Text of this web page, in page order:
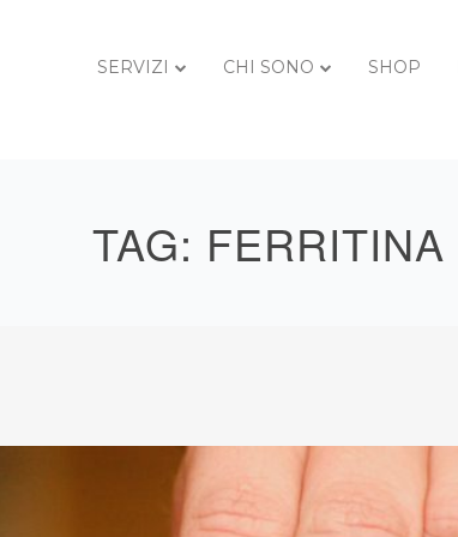
SERVIZI CHI SONO SHOP
TAG: FERRITINA